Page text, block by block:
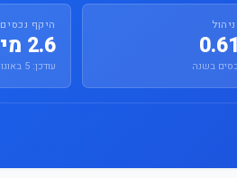
בשנה
היקף נכסים
2.6 מיליארד ₪
עודכן: 5 באוגוסט 2026